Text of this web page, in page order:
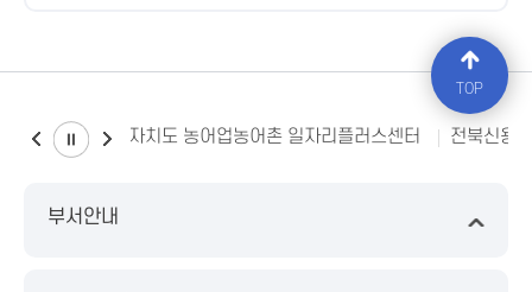
전북특별자치도 농어업농어촌 일자리플러스센터 전북신용
부서안내
TOP